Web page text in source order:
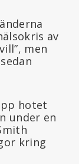
av
men
hotet
under en
kring